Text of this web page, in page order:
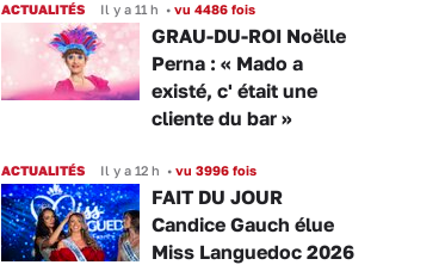
ACTUALITÉS Il y a 11 h • vu 4486 fois
GRAU-DU-ROI Noëlle
Perna : « Mado a
existé, c' était une
cliente du bar »
ACTUALITÉS Il y a 12 h • vu 3996 fois
FAIT DU JOUR
Candice Gauch élue
Miss Languedoc 2026